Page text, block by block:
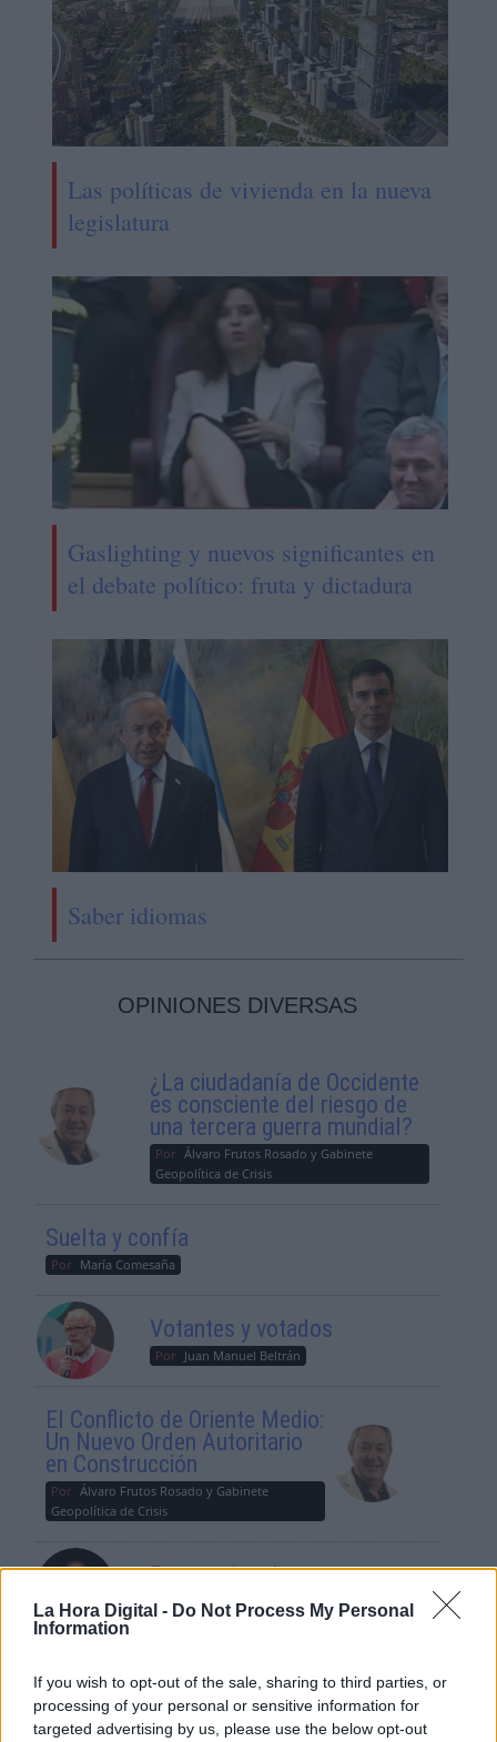
La Hora Digital - Do Not Process My Personal
Information
If you wish to opt-out of the sale, sharing to third parties, or
processing of your personal or sensitive information for
targeted advertising by us, please use the below opt-out
Las políticas de vivienda en la nueva
legislatura
Gaslighting y nuevos significantes en
el debate político: fruta y dictadura
Saber idiomas
OPINIONES DIVERSAS
¿La ciudadanía de Occidente
es consciente del riesgo de
una tercera guerra mundial?
Por Álvaro Frutos Rosado y Gabinete
Geopolítica de Crisis
Suelta y confía
Por María Comesaña
Votantes y votados
Por Juan Manuel Beltrán
El Conflicto de Oriente Medio:
Un Nuevo Orden Autoritario
en Construcción
Por Álvaro Frutos Rosado y Gabinete
Geopolítica de Crisis
Reconquista leonesa
Por Carlos Miranda
mi pesadilla
Por María Pérez Herrero